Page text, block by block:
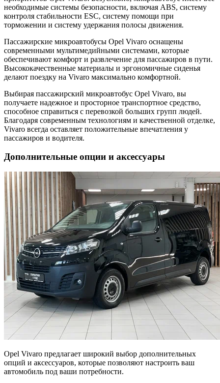
необходимые системы безопасности, включая ABS, систему
контроля стабильности ESC, систему помощи при
торможении и систему удержания полосы движения.
Пассажирские микроавтобусы Opel Vivaro оснащены
современными мультимедийными системами, которые
обеспечивают комфорт и развлечение для пассажиров в пути.
Высококачественные материалы и эргономичные сиденья
делают поездку на Vivaro максимально комфортной.
Выбирая пассажирский микроавтобус Opel Vivaro, вы
получаете надежное и просторное транспортное средство,
способное справиться с перевозкой больших групп людей.
Благодаря современным технологиям и качественной отделке,
Vivaro всегда оставляет положительные впечатления у
пассажиров и водителя.
Дополнительные опции и аксессуары
Opel Vivaro предлагает широкий выбор дополнительных
опций и аксессуаров, которые позволяют настроить ваш
автомобиль под ваши потребности.